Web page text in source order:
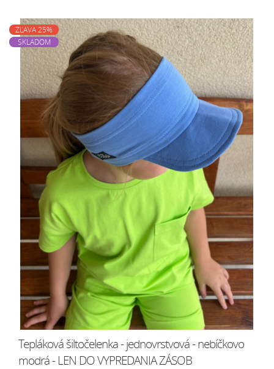
ZĽAVA 25%
SKLADOM
Tepláková šiltočelenka - jednovrstvová - nebíčkovo
modrá - LEN DO VYPREDANIA ZÁSOB